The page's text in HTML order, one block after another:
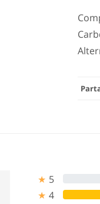
★ 5
★ 4